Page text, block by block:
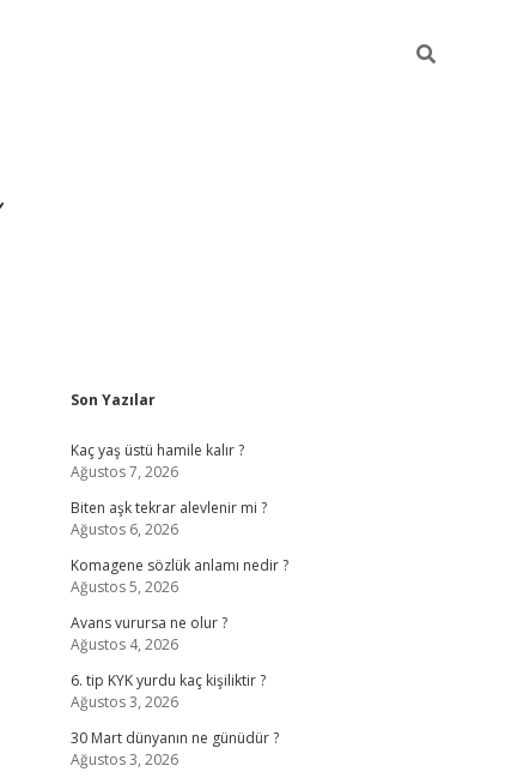
Sidebar
Son Yazılar
Kaç yaş üstü hamile kalır ?
Ağustos 7, 2026
Biten aşk tekrar alevlenir mi ?
Ağustos 6, 2026
Komagene sözlük anlamı nedir ?
Ağustos 5, 2026
Avans vurursa ne olur ?
Ağustos 4, 2026
6. tip KYK yurdu kaç kişiliktir ?
Ağustos 3, 2026
30 Mart dünyanın ne günüdür ?
Ağustos 3, 2026